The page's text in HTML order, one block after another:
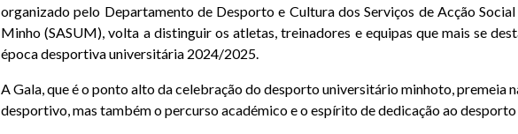
organizado pelo Departamento de Desporto e Cultura dos Serviços de Acção
Minho (SASUM), volta a distinguir os atletas, treinadores e equipas que mais se
época desportiva universitária 2024/2025.
A Gala, que é o ponto alto da celebração do desporto universitário minhoto, premeia
desportivo, mas também o percurso académico e o espírito de dedicação ao